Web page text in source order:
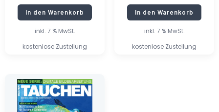
inkl. 7 % MwSt.
kostenlose Zustellung
In den Warenkorb
inkl. 7 % MwSt.
kostenlose Zustellung
In den Warenkorb
Ursprünglicher
Preis
war:
11,90 €
Aktueller
Preis
ist:
1,99 €.